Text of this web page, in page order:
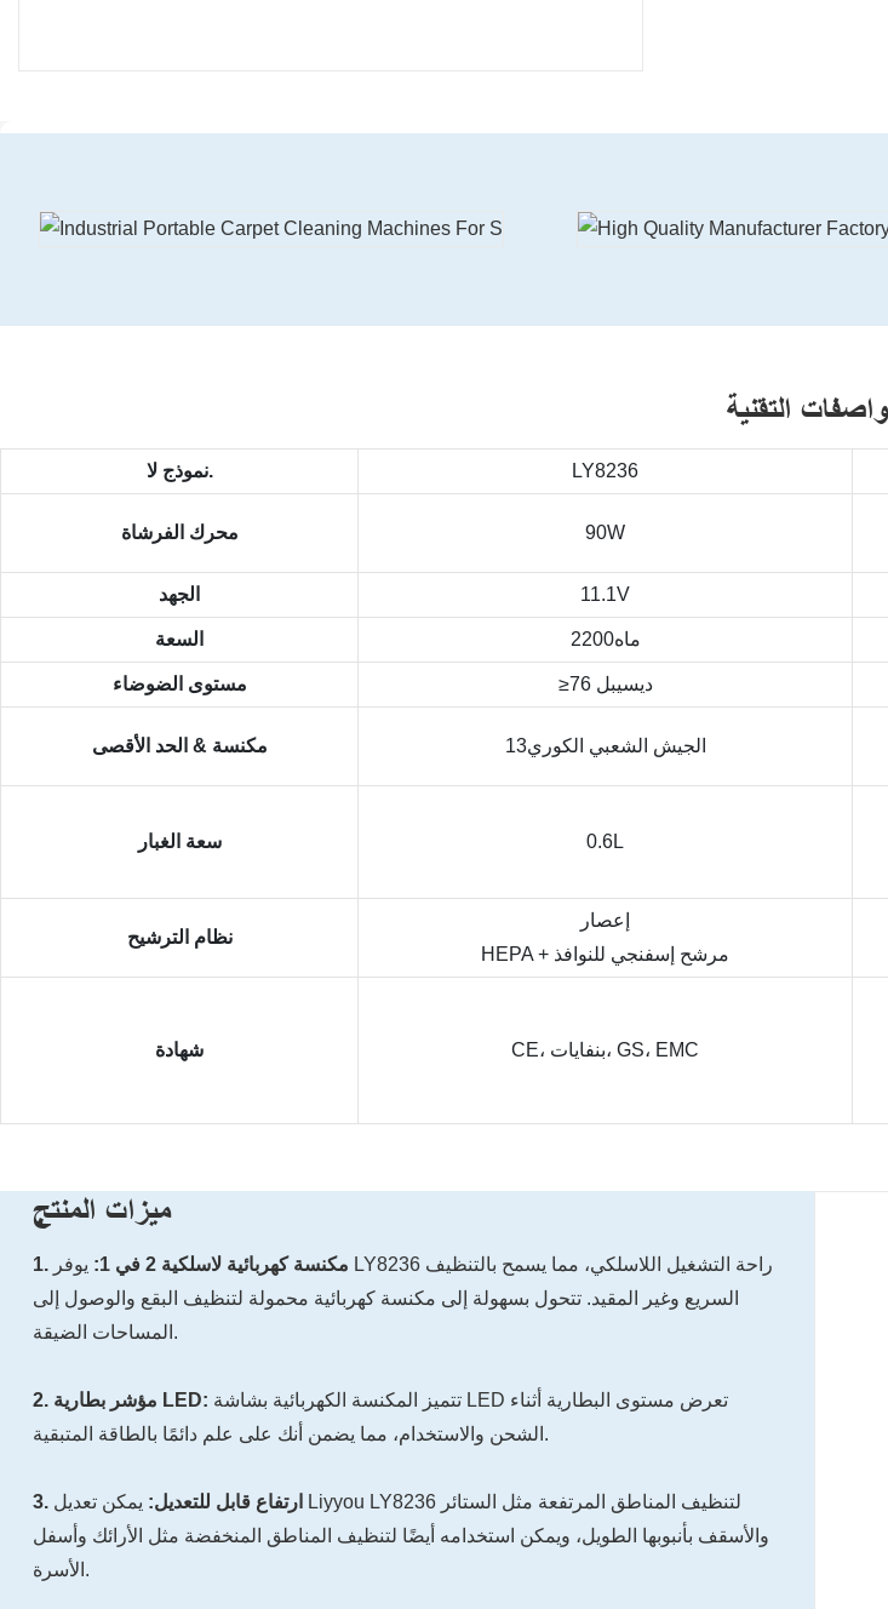
التقنية
نموذج لا. LY8236
محرك الفرشاة 90W
الجهد 11.1V
السعة ماه2200
مستوى الضوضاء ≥76 ديسيبل
مكنسة & الحد الأقصى الجيش الشعبي الكوري13
سعة الغبار 0.6L
نظام الترشيح
إعصار
HEPA + مرشح إسفنجي للنوافذ
شهادة CE، بنفايات، GS، EMC
ميزات المنتج
1. مكنسة كهربائية لاسلكية 2 في 1:
يوفر LY8236 راحة التشغيل اللاسلكي، مما يسمح بالتنظيف
السريع وغير المقيد. تتحول بسهولة إلى مكنسة كهربائية محمولة لتنظيف البقع والوصول إلى
المساحات الضيقة.
2. مؤشر بطارية LED: تتميز المكنسة الكهربائية بشاشة LED تعرض مستوى البطارية أثناء
الشحن والاستخدام، مما يضمن أنك على علم دائمًا بالطاقة المتبقية.
3. ارتفاع قابل للتعديل: يمكن تعديل Liyyou LY8236 لتنظيف المناطق المرتفعة مثل الستائر
والأسقف بأنبوبها الطويل، ويمكن استخدامه أيضًا لتنظيف المناطق المنخفضة مثل الأرائك وأسفل
الأسرة.